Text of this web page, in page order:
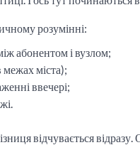
розумінні:
абонентом і вузлом;
міста);
ввечері;
відчувається